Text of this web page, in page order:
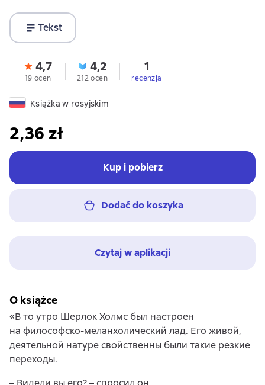
Tekst
4,7
19 ocen
4,2
212 ocen
1
recenzja
Książka w rosyjskim
2,36 zł
Kup i pobierz
Dodać do koszyka
Czytaj w aplikacji
O książce
«В то утро Шерлок Холмс был настроен
на философско-меланхолический лад. Его живой,
деятельной натуре свойственны были такие резкие
переходы.